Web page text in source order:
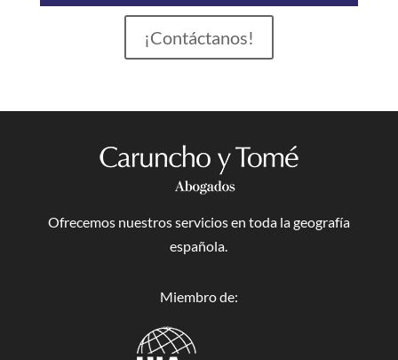
¡Contáctanos!
Ofrecemos nuestros servicios en toda la geografía
española.
Miembro de: